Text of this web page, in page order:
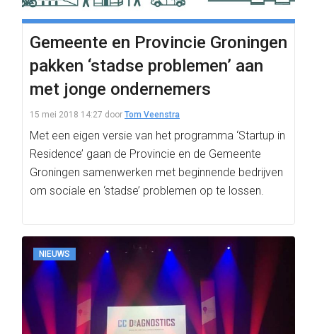
Gemeente en Provincie Groningen
pakken ‘stadse problemen’ aan
met jonge ondernemers
15 mei 2018 14:27 door Tom Veenstra
Met een eigen versie van het programma ‘Startup in
Residence’ gaan de Provincie en de Gemeente
Groningen samenwerken met beginnende bedrijven
om sociale en ‘stadse’ problemen op te lossen.
NIEUWS